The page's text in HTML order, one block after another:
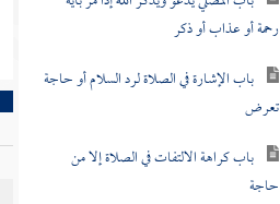
رحمة أو عذاب أو ذكر
باب الإشارة في الصلاة لرد السلام أو حاجة
تعرض
باب كراهة الالتفات في الصلاة إلا من
حاجة